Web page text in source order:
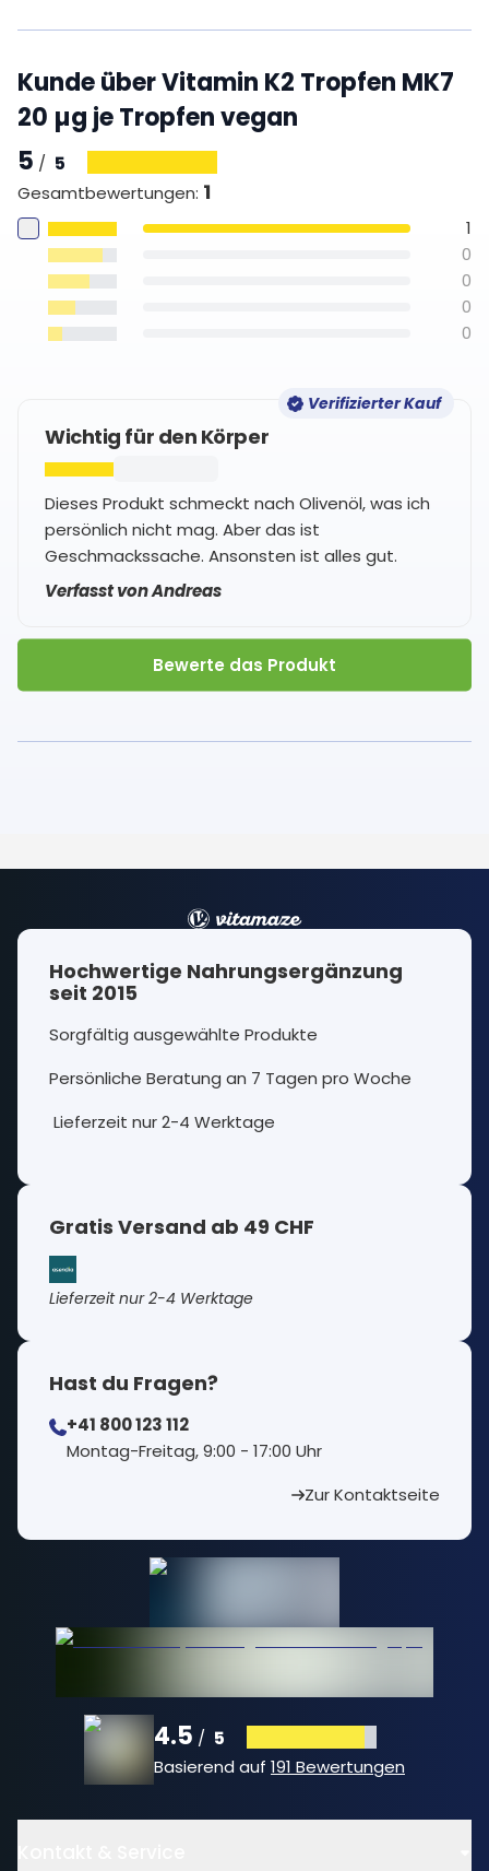
Kunde über Vitamin K2 Tropfen MK7
20 µg je Tropfen vegan
5 / 5
Gesamtbewertungen: 1
1
0
0
0
0
Verifizierter Kauf
Wichtig für den Körper
Dieses Produkt schmeckt nach Olivenöl, was ich
persönlich nicht mag. Aber das ist
Geschmackssache. Ansonsten ist alles gut.
Verfasst von Andreas
Bewerte das Produkt
Hochwertige Nahrungsergänzung
seit 2015
Sorgfältig ausgewählte Produkte
Persönliche Beratung an 7 Tagen pro Woche
Lieferzeit nur 2-4 Werktage
Gratis Versand ab 49 CHF
Lieferzeit nur 2-4 Werktage
Hast du Fragen?
+41 800 123 112
⁠Montag-Freitag, 9:00 - 17:00 Uhr
Zur Kontaktseite
4.5 / 5
Basierend auf 191 Bewertungen